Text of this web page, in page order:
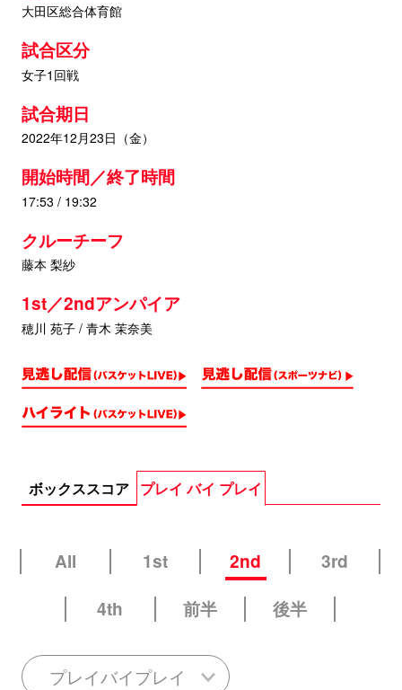
大田区総合体育館
試合区分
女子1回戦
試合期日
2022年12月23日（金）
開始時間／終了時間
17:53 / 19:32
クルーチーフ
藤本 梨紗
1st／2ndアンパイア
穂川 苑子 / 青木 茉奈美
ボックススコア プレイ バイ プレイ
All 1st 2nd
3rd
4th
前半 後半
プレイバイプレイ